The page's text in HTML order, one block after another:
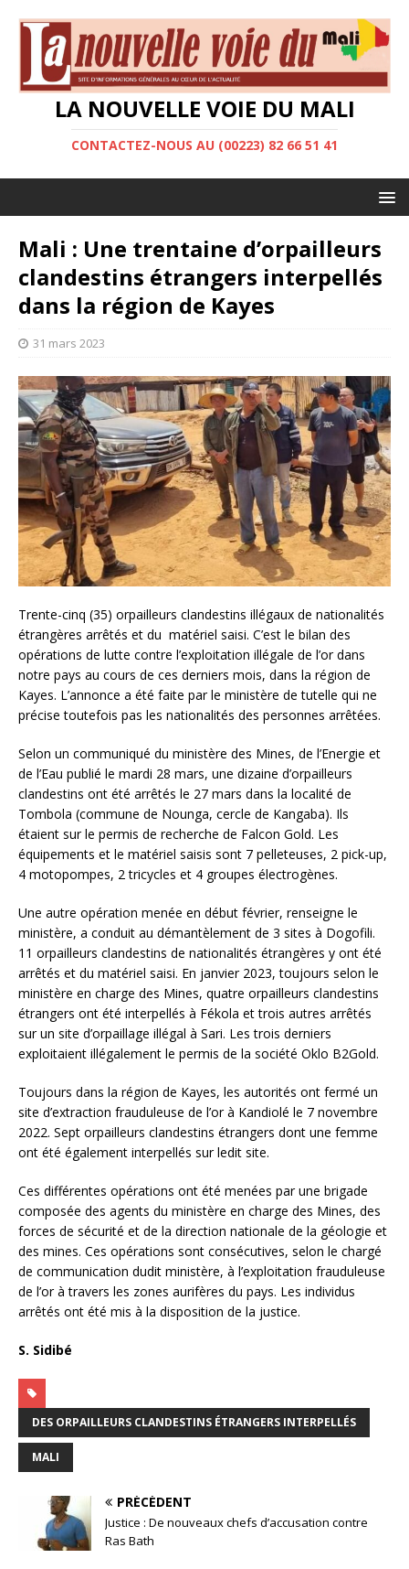
LA NOUVELLE VOIE DU MALI
CONTACTEZ-NOUS AU (00223) 82 66 51 41
Mali : Une trentaine d’orpailleurs
clandestins étrangers interpellés
dans la région de Kayes
31 mars 2023
Trente-cinq (35) orpailleurs clandestins illégaux de nationalités
étrangères arrêtés et du matériel saisi. C’est le bilan des
opérations de lutte contre l’exploitation illégale de l’or dans
notre pays au cours de ces derniers mois, dans la région de
Kayes. L’annonce a été faite par le ministère de tutelle qui ne
précise toutefois pas les nationalités des personnes arrêtées.
Selon un communiqué du ministère des Mines, de l’Energie et
de l’Eau publié le mardi 28 mars, une dizaine d’orpailleurs
clandestins ont été arrêtés le 27 mars dans la localité de
Tombola (commune de Nounga, cercle de Kangaba). Ils
étaient sur le permis de recherche de Falcon Gold. Les
équipements et le matériel saisis sont 7 pelleteuses, 2 pick-up,
4 motopompes, 2 tricycles et 4 groupes électrogènes.
Une autre opération menée en début février, renseigne le
ministère, a conduit au démantèlement de 3 sites à Dogofili.
11 orpailleurs clandestins de nationalités étrangères y ont été
arrêtés et du matériel saisi. En janvier 2023, toujours selon le
ministère en charge des Mines, quatre orpailleurs clandestins
étrangers ont été interpellés à Fékola et trois autres arrêtés
sur un site d’orpaillage illégal à Sari. Les trois derniers
exploitaient illégalement le permis de la société Oklo B2Gold.
Toujours dans la région de Kayes, les autorités ont fermé un
site d’extraction frauduleuse de l’or à Kandiolé le 7 novembre
2022. Sept orpailleurs clandestins étrangers dont une femme
ont été également interpellés sur ledit site.
Ces différentes opérations ont été menées par une brigade
composée des agents du ministère en charge des Mines, des
forces de sécurité et de la direction nationale de la géologie et
des mines. Ces opérations sont consécutives, selon le chargé
de communication dudit ministère, à l’exploitation frauduleuse
de l’or à travers les zones aurifères du pays. Les individus
arrêtés ont été mis à la disposition de la justice.
S. Sidibé
DES ORPAILLEURS CLANDESTINS ÉTRANGERS INTERPELLÉS
MALI
PRÉCÉDENT
Justice : De nouveaux chefs d’accusation contre
Ras Bath